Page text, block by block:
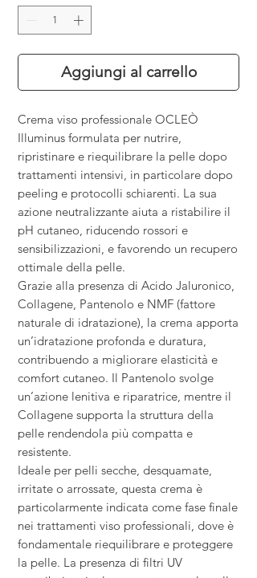
Aggiungi al carrello
Crema viso professionale OCLEÒ
Illuminus formulata per nutrire,
ripristinare e riequilibrare la pelle dopo
trattamenti intensivi, in particolare dopo
peeling e protocolli schiarenti. La sua
azione neutralizzante aiuta a ristabilire il
pH cutaneo, riducendo rossori e
sensibilizzazioni, e favorendo un recupero
ottimale della pelle.
Grazie alla presenza di Acido Jaluronico,
Collagene, Pantenolo e NMF (fattore
naturale di idratazione), la crema apporta
un’idratazione profonda e duratura,
contribuendo a migliorare elasticità e
comfort cutaneo. Il Pantenolo svolge
un’azione lenitiva e riparatrice, mentre il
Collagene supporta la struttura della
pelle rendendola più compatta e
resistente.
Ideale per pelli secche, desquamate,
irritate o arrossate, questa crema è
particolarmente indicata come fase finale
nei trattamenti viso professionali, dove è
fondamentale riequilibrare e proteggere
la pelle. La presenza di filtri UV